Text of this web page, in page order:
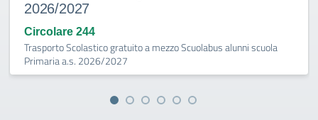
2026/2027
Circolare 244
Trasporto Scolastico gratuito a mezzo Scuolabus alunni scuola
Primaria a.s. 2026/2027